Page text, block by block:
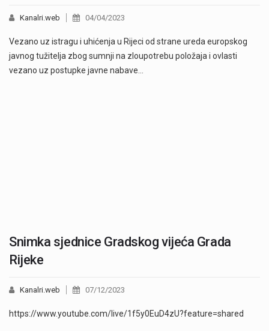
Kanalri.web 04/04/2023
Vezano uz istragu i uhićenja u Rijeci od strane ureda europskog
javnog tužitelja zbog sumnji na zloupotrebu položaja i ovlasti
vezano uz postupke javne nabave…
Snimka sjednice Gradskog vijeća Grada
Rijeke
Kanalri.web 07/12/2023
https://www.youtube.com/live/1f5y0EuD4zU?feature=shared